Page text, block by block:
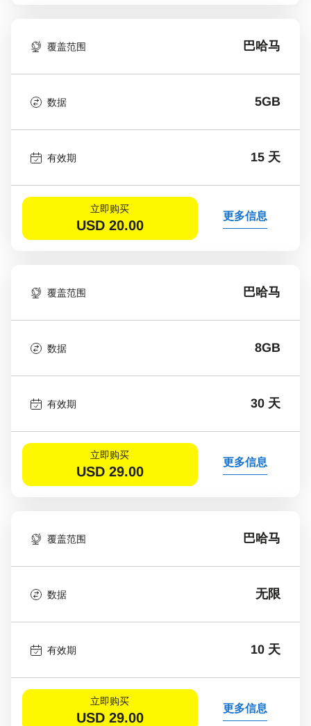
覆盖范围 巴哈马
数据 5GB
有效期 15 天
立即购买
USD 20.00
更多信息
覆盖范围 巴哈马
数据 8GB
有效期 30 天
立即购买
USD 29.00
更多信息
覆盖范围 巴哈马
数据 无限
有效期 10 天
立即购买
USD 29.00
更多信息